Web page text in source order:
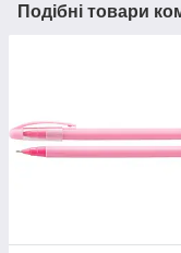
Подібні товари